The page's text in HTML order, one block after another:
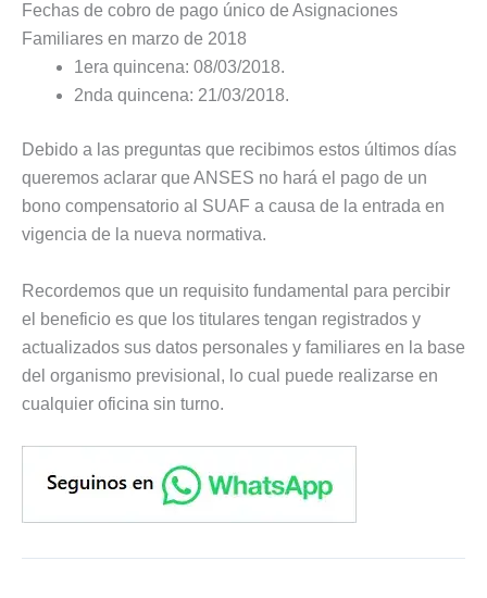
Fechas de cobro de pago único de Asignaciones
Familiares en marzo de 2018
1era quincena: 08/03/2018.
2nda quincena: 21/03/2018.
Debido a las preguntas que recibimos estos últimos días
queremos aclarar que ANSES no hará el pago de un
bono compensatorio al SUAF a causa de la entrada en
vigencia de la nueva normativa.
Recordemos que un requisito fundamental para percibir
el beneficio es que los titulares tengan registrados y
actualizados sus datos personales y familiares en la base
del organismo previsional, lo cual puede realizarse en
cualquier oficina sin turno.